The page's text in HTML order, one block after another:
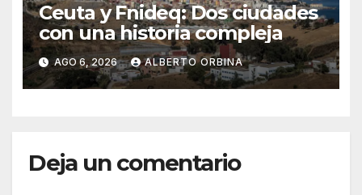
Ceuta y Fnideq: Dos ciudades
con una historia compleja
AGO 6, 2026 ALBERTO ORBINA
Deja un comentario